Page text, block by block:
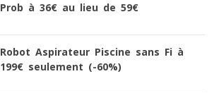
Prob à 36€ au lieu de 59€
Robot Aspirateur Piscine sans Fi à
199€ seulement (-60%)